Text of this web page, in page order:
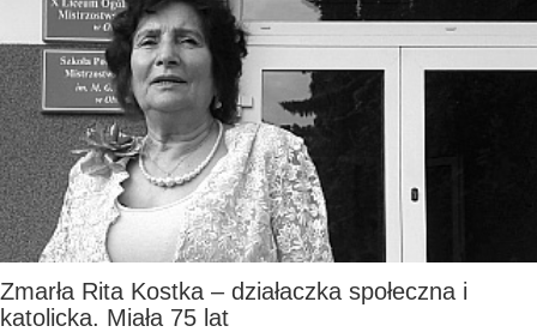
Zmarła Rita Kostka – działaczka społeczna i
katolicka. Miała 75 lat